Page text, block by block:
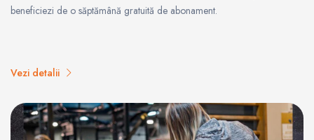
beneficiezi de o săptămână gratuită de abonament.
Vezi detalii